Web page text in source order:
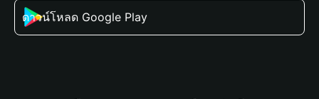
ดาวน์โหลด Google Play